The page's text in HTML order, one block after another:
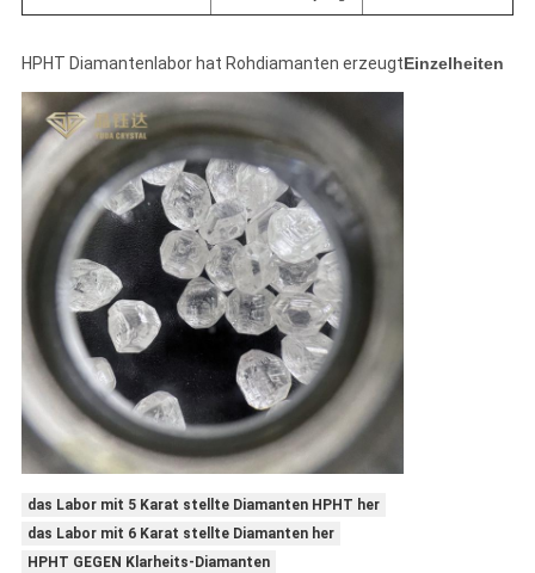
HPHT Diamantenlabor hat Rohdiamanten erzeugtEinzelheiten
das Labor mit 5 Karat stellte Diamanten HPHT her
das Labor mit 6 Karat stellte Diamanten her
HPHT GEGEN Klarheits-Diamanten